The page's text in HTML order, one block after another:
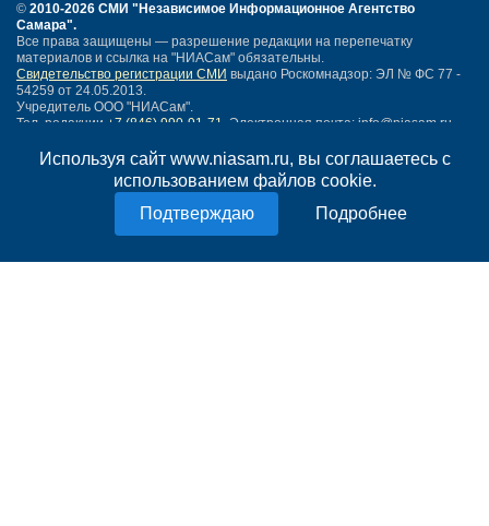
Используя сайт www.niasam.ru, вы соглашаетесь с
использованием файлов cookie.
Подробнее
© 2010-2026 СМИ "Независимое Информационное Агентство
Самара".
Все права защищены — разрешение редакции на перепечатку
материалов и ссылка на "НИАСам" обязательны.
Свидетельство регистрации СМИ выдано Роскомнадзор: ЭЛ № ФС 77 -
54259 от 24.05.2013.
Учредитель ООО "НИАСам".
Тел. редакции +7 (846) 990-91-71. Электронная почта: info@niasam.ru
Написать письмо
Политика конфиденциальности
18+